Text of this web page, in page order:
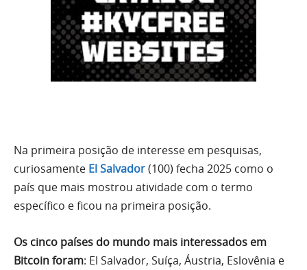
Na primeira posição de interesse em pesquisas,
curiosamente El Salvador(100) fecha 2025 como o
país que mais mostrou atividade com o termo
específico e ficou na primeira posição.
Os cinco países do mundo mais interessados em
Bitcoin foram: El Salvador, Suíça, Áustria, Eslovênia e